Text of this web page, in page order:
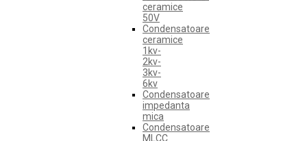
ceramice
50V
Condensatoare
ceramice
1kv-
2kv-
3kv-
6kv
Condensatoare
impedanta
mica
Condensatoare
MLCC